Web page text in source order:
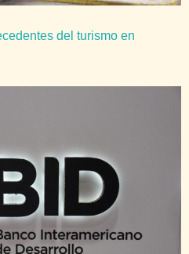
del turismo en